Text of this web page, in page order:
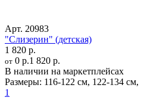
Арт. 20983
"Слизерин" (детская)
1 820 р.
от 0 р.1 820 р.
В наличии на маркетплейсах
Размеры: 116-122 см, 122-134 см,
1